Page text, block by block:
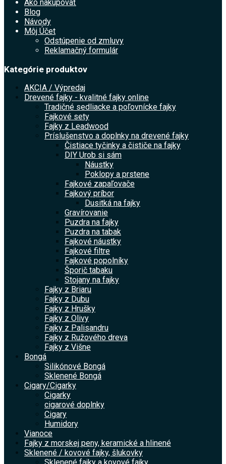
Ako nakupovať
Blog
Návody
Môj Účet
Odstúpenie od zmluvy
Reklamačný formulár
Kategórie produktov
AKCIA / Výpredaj
Drevené fajky - kvalitné fajky online
Tradičné sedliacke a poľovnícke fajky
Fajkové sety
Fajky z Leadwood
Príslušenstvo a doplnky na drevené fajky
Čistiace tyčinky a čističe na fajky
DIY Urob si sám
Náustky
Poklopy a prstene
Fajkové zapaľovače
Fajkový príbor
Dusitká na fajky
Gravírovanie
Puzdra na fajky
Puzdra na tabak
Fajkové náustky
Fajkové filtre
Fajkové popolníky
Šporič tabaku
Stojany na fajky
Fajky z Briaru
Fajky z Dubu
Fajky z Hrušky
Fajky z Olivy
Fajky z Palisandru
Fajky z Ružového dreva
Fajky z Višne
Bongá
Silikónové Bongá
Sklenené Bongá
Cigary/Cigarky
Cigarky
cigarové doplnky
Cigary
Humidory
Vianoce
Fajky z morskej peny, keramické a hlinené
Sklenené / kovové fajky, šlukovky